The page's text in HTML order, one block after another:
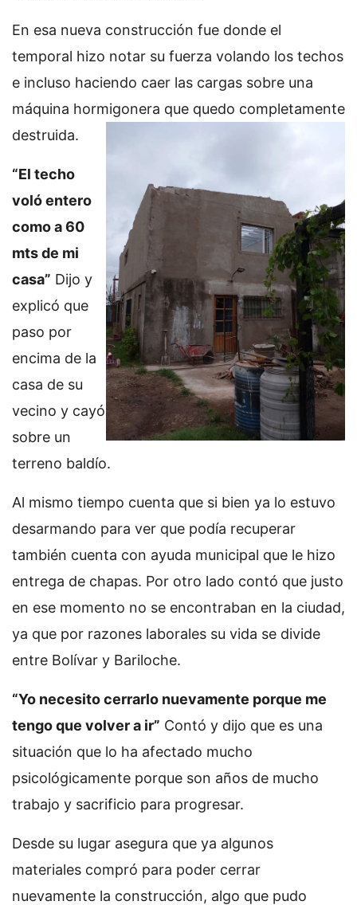
En esa nueva construcción fue donde el
temporal hizo notar su fuerza volando los techos
e incluso haciendo caer las cargas sobre una
máquina hormigonera que quedo completamente
destruida.
“El techo
voló entero
como a 60
mts de mi
casa” Dijo y
explicó que
paso por
encima de la
casa de su
vecino y cayó
sobre un
terreno baldío.
Al mismo tiempo cuenta que si bien ya lo estuvo
desarmando para ver que podía recuperar
también cuenta con ayuda municipal que le hizo
entrega de chapas. Por otro lado contó que justo
en ese momento no se encontraban en la ciudad,
ya que por razones laborales su vida se divide
entre Bolívar y Bariloche.
“Yo necesito cerrarlo nuevamente porque me
tengo que volver a ir” Contó y dijo que es una
situación que lo ha afectado mucho
psicológicamente porque son años de mucho
trabajo y sacrificio para progresar.
Desde su lugar asegura que ya algunos
materiales compró para poder cerrar
nuevamente la construcción, algo que pudo